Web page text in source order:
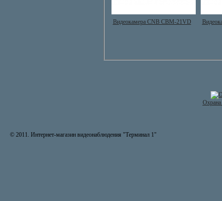
Видеокамера CNB CBM-21VD
© 2011. Интернет-магазин видеонаблюдения "Терминал 1"